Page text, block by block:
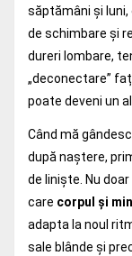
săptămâni și
de schimbare și
dureri lombare,
„deconectare”
poate deveni un
Când mă
după naștere,
de liniște. Nu
care corpul și
adapta la noul
sale blânde și